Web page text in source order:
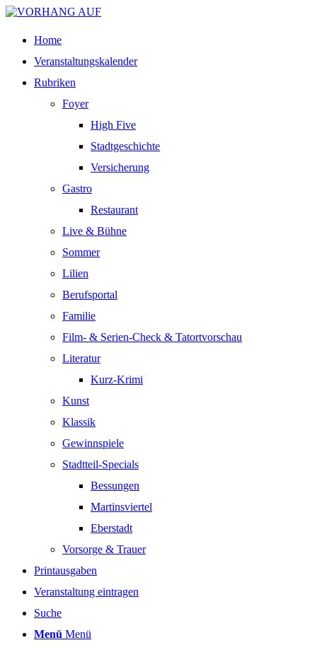
Home
Veranstaltungskalender
Rubriken
Foyer
High Five
Stadtgeschichte
Versicherung
Gastro
Restaurant
Live & Bühne
Sommer
Lilien
Berufsportal
Familie
Film- & Serien-Check & Tatortvorschau
Literatur
Kurz-Krimi
Kunst
Klassik
Gewinnspiele
Stadtteil-Specials
Bessungen
Martinsviertel
Eberstadt
Vorsorge & Trauer
Printausgaben
Veranstaltung eintragen
Suche
Menü Menü